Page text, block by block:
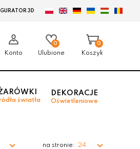
3D
Konto
0
Ulubione
0
Koszyk
światła
DEKORACJE
Oświetleniowe
na stronie: 24